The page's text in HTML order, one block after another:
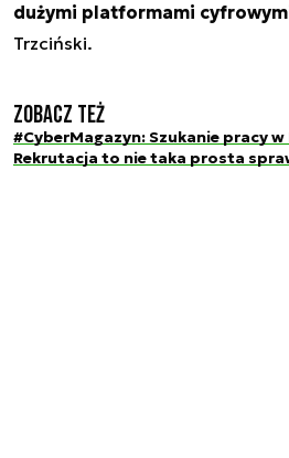
dużymi platformami
Trzciński.
Zobacz też
#CyberMagazyn: Szukanie pracy w
Rekrutacja to nie taka prosta